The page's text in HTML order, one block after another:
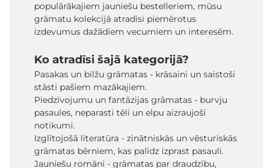
populārākajiem jauniešu bestelleriem, mūsu
grāmatu kolekcijā atradīsi piemērotus
izdevumus dažādiem vecumiem un interesēm.
Ko atradīsi šajā kategorijā?
Pasakas un bilžu grāmatas - krāsaini un saistoši
stāsti pašiem mazākajiem.
Piedzīvojumu un fantāzijas grāmatas - burvju
pasaules, neparasti tēli un elpu aizraujoši
notikumi.
Izglītojošā literatūra - zinātniskās un vēsturiskās
grāmatas bērniem, kas palīdz izprast pasauli.
Jauniešu romāni - grāmatas par draudzību,